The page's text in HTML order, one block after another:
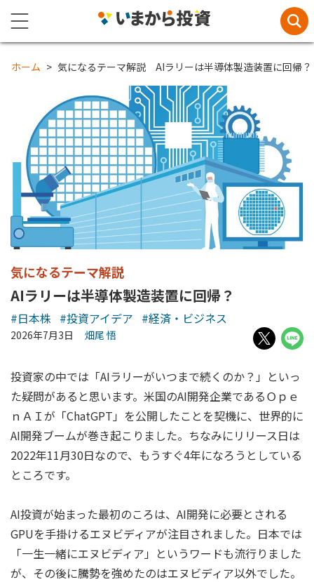
ホーム 気になるテーマ解説 AIラリーは半導体製造装置に回帰？
気になるテーマ解説
AIラリーは半導体製造装置に回帰？
#日本株 #投資アイデア #経済・ビジネス
2026年7月3日 畑尾 悟
投資家の中では「AIラリーがいつまで続くのか？」といっ
た疑問があると思います。米国のAI開発企業であるＯｐｅ
ｎＡＩが「ChatGPT」を公開したことを契機に、世界的に
AI開発ブームが巻き起こりました。ちなみにリリース日は
2022年11月30日なので、もうすぐ4年になろうとしている
ところです。
AI投資が始まった最初のころは、AI開発に必要とされる
GPUを手掛けるエヌビディアが注目されました。日本では
「一生一緒にエヌビディア」というワードも流行りました
が、その後に騰勢を強めたのはエヌビディア以外でした。